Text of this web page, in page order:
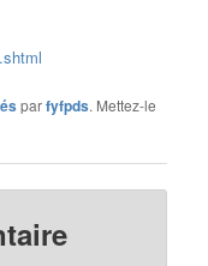
parfyfpds. Mettez-le